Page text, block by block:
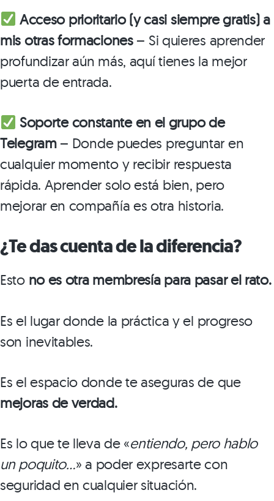
Acceso prioritario (y casi siempre gratis) a
mis otras formaciones– Si quieres aprender
profundizar aún más, aquí tienes la mejor
puerta de entrada.
Soporte constante en el grupo de
Telegram– Donde puedes preguntar en
cualquier momento y recibir respuesta
rápida. Aprender solo está bien, pero
mejorar en compañía es otra historia.
¿Te das cuenta de la diferencia?
Esto no es otra membresía para pasar el rato.
Es el lugar donde la práctica y el progreso
son inevitables.
Es el espacio donde te aseguras de que
mejoras de verdad.
Es lo que te lleva de «entiendo, pero hablo
un poquito…» a poder expresarte con
seguridad en cualquier situación.